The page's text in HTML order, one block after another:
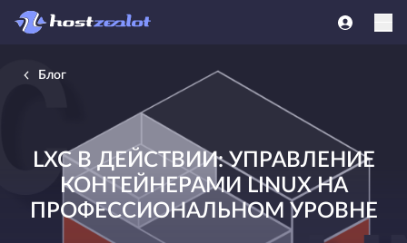
Блог
LXC В ДЕЙСТВИИ: УПРАВЛЕНИЕ
КОНТЕЙНЕРАМИ LINUX НА
ПРОФЕССИОНАЛЬНОМ УРОВНЕ